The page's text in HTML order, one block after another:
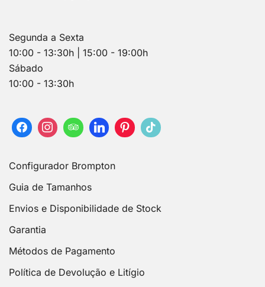
Segunda a Sexta
10:00 - 13:30h | 15:00 - 19:00h
Sábado
10:00 - 13:30h
Configurador Brompton
Guia de Tamanhos
Envios e Disponibilidade de Stock
Garantia
Métodos de Pagamento
Política de Devolução e Litígio